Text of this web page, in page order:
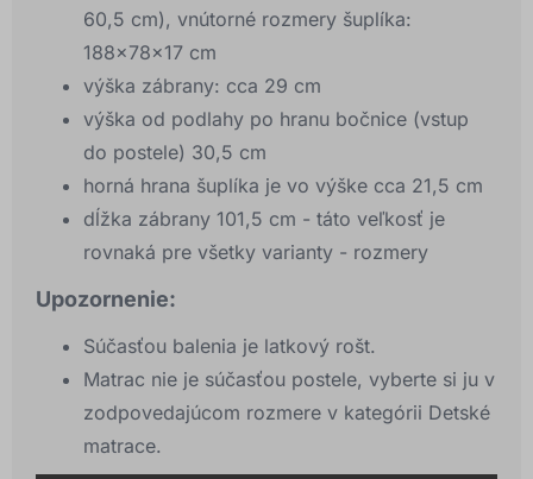
60,5 cm), vnútorné rozmery šuplíka:
188x78x17 cm
výška zábrany: cca 29 cm
výška od podlahy po hranu bočnice (vstup
do postele) 30,5 cm
horná hrana šuplíka je vo výške cca 21,5 cm
dĺžka zábrany 101,5 cm - táto veľkosť je
rovnaká pre všetky varianty - rozmery
Upozornenie:
Súčasťou balenia je latkový rošt.
Matrac nie je súčasťou postele, vyberte si ju v
zodpovedajúcom rozmere v kategórii Detské
matrace.